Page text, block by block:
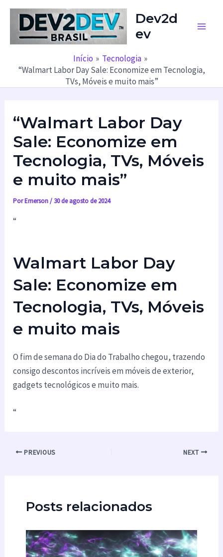
Dev2d
ev
Início
Tecnologia
“Walmart Labor Day Sale: Economize em Tecnologia,
TVs, Móveis e muito mais”
“Walmart Labor Day
Sale: Economize em
Tecnologia, TVs, Móveis
e muito mais”
PorEmerson/ 30 de agosto de 2024
“
Walmart Labor Day
Sale: Economize em
Tecnologia, TVs, Móveis
e muito mais
O fim de semana do Dia do Trabalho chegou, trazendo
consigo descontos incríveis em móveis de exterior,
gadgets tecnológicos e muito mais.
“
PREVIOUS NEXT
Posts relacionados